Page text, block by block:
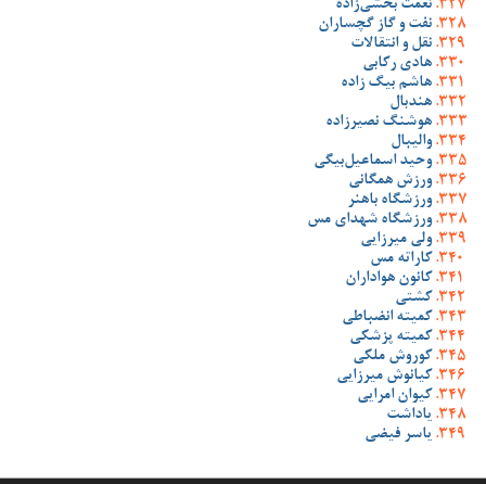
نعمت بخشی‌زاده
نفت و گاز گچساران
نقل و انتقالات
هادی رکابی
هاشم بیگ زاده
هندبال
هوشنگ نصیرزاده
والیبال
وحید اسماعیل‌بیگی
ورزش همگانی
ورزشگاه باهنر
ورزشگاه شهدای مس
ولی میرزایی
کاراته مس
کانون هواداران
کشتی
کمیته انضباطی
کمیته پزشکی
کوروش ملکی
کیانوش میرزایی
کیوان امرایی
یاداشت
یاسر فیضی